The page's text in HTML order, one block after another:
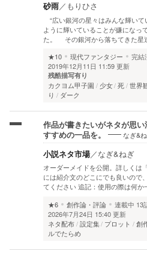
砂雨／ もりひさ
“広い銀河の星々はみんな輝い
ように輝いていることが嫌になっ
た。 その銀河から落ちてきた星
★10
現代ファンタジー 完結
2019年12月11日 11:59 更新
残酷描写有り
カクヨム甲子園 少女 死 世界
り
ダーク
作品が書きたいがネタが思
すすめの一品を。
なぎ&
小説ネタ市場／なぎ&ねぎ
オーダーメイドを公開。詳しくは
には紹介文のどこにでも良いので
てください 追記：使用の際は何
★6
創作論・評論 連載中 13
2026年7月24日 15:40 更新
ネタ配布 設定集 プロット 創
ルでたらめ